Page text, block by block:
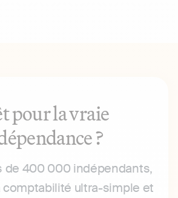
pour la vraie
?
de 400 000 indépendants,
comptabilité ultra-simple et